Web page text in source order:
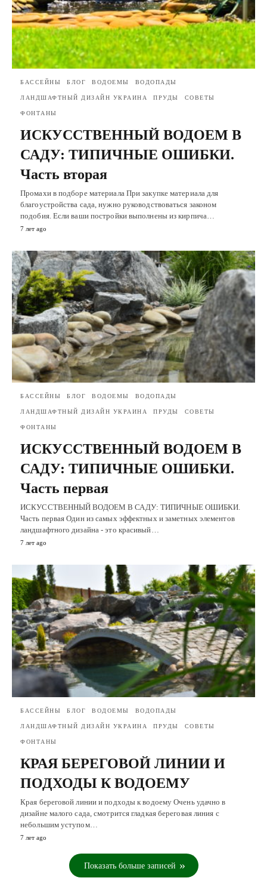
БАССЕЙНЫ БЛОГ ВОДОЕМЫ ВОДОПАДЫ
ЛАНДШАФТНЫЙ ДИЗАЙН УКРАИНА ПРУДЫ СОВЕТЫ
ФОНТАНЫ
ИСКУССТВЕННЫЙ ВОДОЕМ В
САДУ: ТИПИЧНЫЕ ОШИБКИ.
Часть вторая
Промахи в подборе материала При закупке материала для
благоустройства сада, нужно руководствоваться законом
подобия. Если ваши постройки выполнены из кирпича…
7 лет ago
БАССЕЙНЫ БЛОГ ВОДОЕМЫ ВОДОПАДЫ
ЛАНДШАФТНЫЙ ДИЗАЙН УКРАИНА ПРУДЫ СОВЕТЫ
ФОНТАНЫ
ИСКУССТВЕННЫЙ ВОДОЕМ В
САДУ: ТИПИЧНЫЕ ОШИБКИ.
Часть первая
ИСКУССТВЕННЫЙ ВОДОЕМ В САДУ: ТИПИЧНЫЕ ОШИБКИ.
Часть первая Один из самых эффектных и заметных элементов
ландшафтного дизайна - это красивый…
7 лет ago
БАССЕЙНЫ БЛОГ ВОДОЕМЫ ВОДОПАДЫ
ЛАНДШАФТНЫЙ ДИЗАЙН УКРАИНА ПРУДЫ СОВЕТЫ
ФОНТАНЫ
КРАЯ БЕРЕГОВОЙ ЛИНИИ И
ПОДХОДЫ К ВОДОЕМУ
Края береговой линии и подходы к водоему Очень удачно в
дизайне малого сада, смотрится гладкая береговая линия с
небольшим уступом…
7 лет ago
Показать больше записей